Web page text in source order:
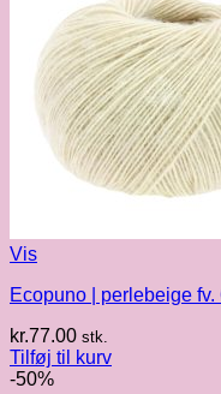
Vis
Ecopuno | perlebeige fv.
kr.77.00 stk.
Tilføj til kurv
-50%